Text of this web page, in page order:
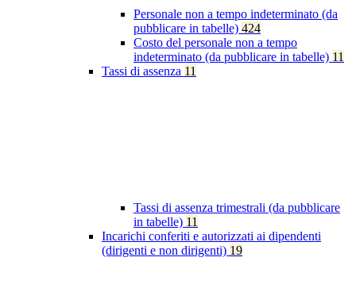
Personale non a tempo indeterminato (da
pubblicare in tabelle) 424
Costo del personale non a tempo
indeterminato (da pubblicare in tabelle) 11
Tassi di assenza 11
Tassi di assenza trimestrali (da pubblicare
in tabelle) 11
Incarichi conferiti e autorizzati ai dipendenti
(dirigenti e non dirigenti) 19